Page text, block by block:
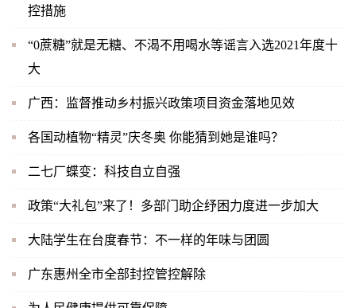
控措施
“0蔗糖”就是无糖、不渴不用喝水等谣言入选2021年度十
大
广西：监督推动乡村振兴政策项目资金落地见效
各国动植物“精灵”庆冬奥 你能猜到她是谁吗？
二七厂蝶变：科技自立自强
政策“大礼包”来了！多部门助企纾困力度进一步加大
大陆学生在台度春节：不一样的年味与团圆
广东惠州全市全部封控管控解除